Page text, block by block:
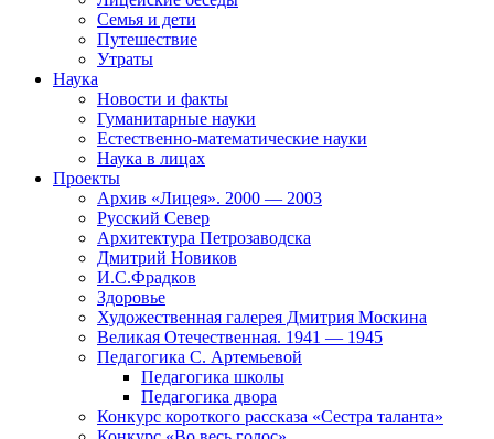
Семья и дети
Путешествие
Утраты
Наука
Новости и факты
Гуманитарные науки
Естественно-математические науки
Наука в лицах
Проекты
Архив «Лицея». 2000 — 2003
Русский Север
Архитектура Петрозаводска
Дмитрий Новиков
И.С.Фрадков
Здоровье
Художественная галерея Дмитрия Москина
Великая Отечественная. 1941 — 1945
Педагогика С. Артемьевой
Педагогика школы
Педагогика двора
Конкурс короткого рассказа «Сестра таланта»